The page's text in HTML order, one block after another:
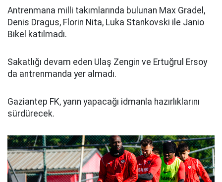
Antrenmana milli takımlarında bulunan Max Gradel,
Denis Dragus, Florin Nita, Luka Stankovski ile Janio
Bikel katılmadı.
Sakatlığı devam eden Ulaş Zengin ve Ertuğrul Ersoy
da antrenmanda yer almadı.
Gaziantep FK, yarın yapacağı idmanla hazırlıklarını
sürdürecek.